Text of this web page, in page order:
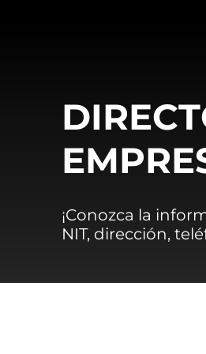
¡Conozca la
NIT, dirección,